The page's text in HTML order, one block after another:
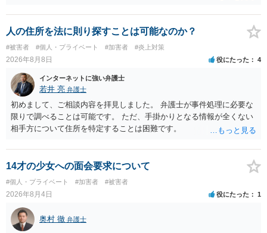
ただ、「328が名誉毀損、偽計業務妨害、侮辱罪、ストーカー等に関す
る法律違反に該当するといわれ」とのことですので、ご質問に書かれ
ていない何らかの背景事情があれば、回答は180度変わるかもしれませ
ん。公開の場で詳細を投稿することは不適当と思われますので、弁護
士へ直接相談した方がよいでしょう。
人の住所を法に則り探すことは可能なのか？
#被害者 #個人・プライベート #加害者 #炎上対策
2026年8月8日 役にたった 4
インターネットに強い弁護士
若井 亮 弁護士
初めまして、ご相談内容を拝見しました。 弁護士が事件処理に必要な
限りで調べることは可能です。 ただ、手掛かりとなる情報が全くない
相手方について住所を特定することは困難です。
14才の少女への面会要求について
#個人・プライベート #加害者 #被害者
2026年8月4日 役にたった 1
奥村 徹 弁護士